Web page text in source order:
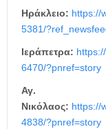
Ηράκλειο: https://
5381/
Ιεράπετρα:
6470/?pnref=story
Αγ.
Νικόλαος: https://
4838/?pnref=story